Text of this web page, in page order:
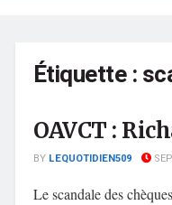
Étiquette :
OAVCT :
BY LEQUOTIDIEN509
Le scandale des